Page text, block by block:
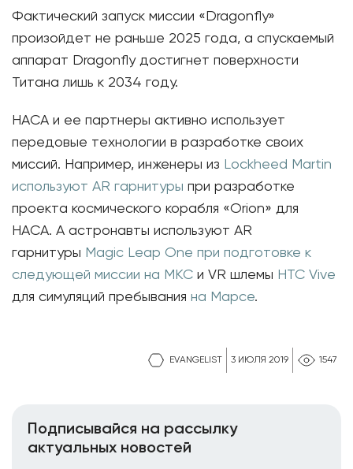
EVANGELIST 3 ИЮЛЯ 2019 1547
Фактический запуск миссии «Dragonfly»
произойдет не раньше 2025 года, а спускаемый
аппарат Dragonfly достигнет поверхности
Титана лишь к 2034 году.
НАСА и ее партнеры активно использует
передовые технологии в разработке своих
миссий. Например, инженеры из Lockheed Martin
используют AR гарнитуры при разработке
проекта космического корабля «Orion» для
НАСА. А астронавты используют AR
гарнитуры Magic Leap One при подготовке к
следующей миссии на МКС и VR шлемы HTC Vive
для симуляций пребывания на Марсе.
Подписывайся на рассылку
актуальных новостей